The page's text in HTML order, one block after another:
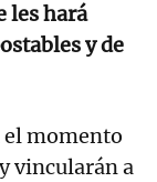
les hará
y de
el momento
vincularán a